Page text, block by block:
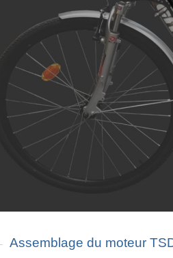
Assemblage du moteur